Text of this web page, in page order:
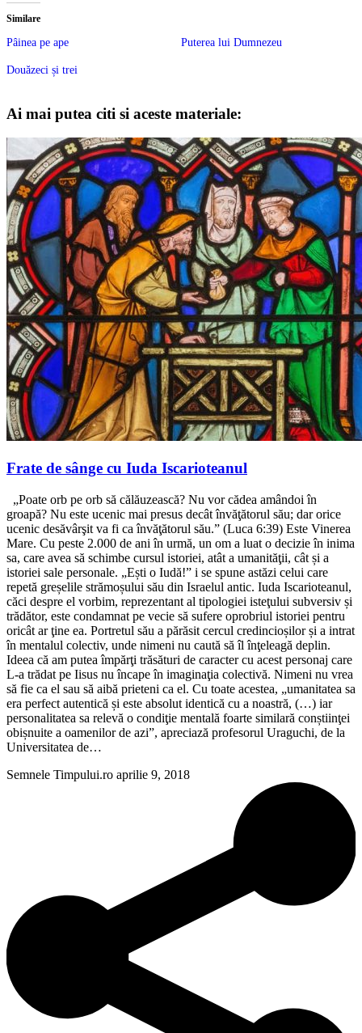
Similare
Pâinea pe ape Puterea lui Dumnezeu
Douăzeci și trei
Ai mai putea citi si aceste materiale:
Frate de sânge cu Iuda Iscarioteanul
„Poate orb pe orb să călăuzească? Nu vor cădea amândoi în
groapă? Nu este ucenic mai presus decât învăţătorul său; dar orice
ucenic desăvârşit va fi ca învăţătorul său.” (Luca 6:39) Este Vinerea
Mare. Cu peste 2.000 de ani în urmă, un om a luat o decizie în inima
sa, care avea să schimbe cursul istoriei, atât a umanităţii, cât și a
istoriei sale personale. „Ești o Iudă!” i se spune astăzi celui care
repetă greșelile strămoșului său din Israelul antic. Iuda Iscarioteanul,
căci despre el vorbim, reprezentant al tipologiei isteţului subversiv și
trădător, este condamnat pe vecie să sufere oprobriul istoriei pentru
oricât ar ţine ea. Portretul său a părăsit cercul credincioșilor și a intrat
în mentalul colectiv, unde nimeni nu caută să îl înţeleagă deplin.
Ideea că am putea împărţi trăsături de caracter cu acest personaj care
L-a trădat pe Iisus nu încape în imaginaţia colectivă. Nimeni nu vrea
să fie ca el sau să aibă prieteni ca el. Cu toate acestea, „umanitatea sa
era perfect autentică și este absolut identică cu a noastră, (…) iar
personalitatea sa relevă o condiţie mentală foarte similară conștiinţei
obișnuite a oamenilor de azi”, apreciază profesorul Uraguchi, de la
Universitatea de…
Semnele Timpului.ro aprilie 9, 2018